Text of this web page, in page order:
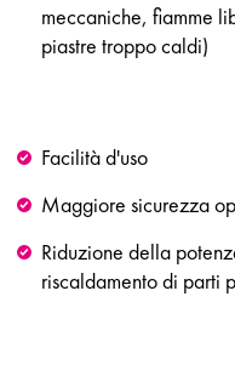
meccaniche, fiamme
piastre troppo caldi)
Facilità d'uso
Maggiore sicurezza
Riduzione della
riscaldamento di parti